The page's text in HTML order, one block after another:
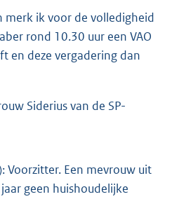
merk ik voor de volledigheid
rond 10.30 uur een VAO
en deze vergadering dan
Siderius van de SP-
Voorzitter. Een mevrouw uit
geen huishoudelijke